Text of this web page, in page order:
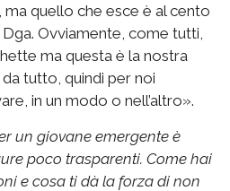
quello che esce è al cento
Ovviamente, come tutti,
ma questa è la nostra
tutto, quindi per noi
in un modo o nell’altro».
un giovane emergente è
poco trasparenti. Come hai
e cosa ti dà la forza di non